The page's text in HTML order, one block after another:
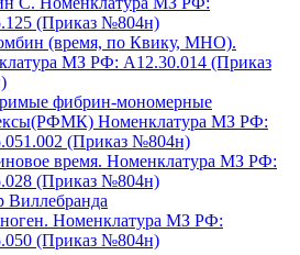
(Приказ №804н)
(время, по Квику, МНО).
МЗ РФ: A12.30.014 (Приказ
фибрин-мономерные
Номенклатура МЗ РФ:
(Приказ №804н)
время. Номенклатура МЗ РФ:
(Приказ №804н)
Виллебранда
Номенклатура МЗ РФ:
(Приказ №804н)